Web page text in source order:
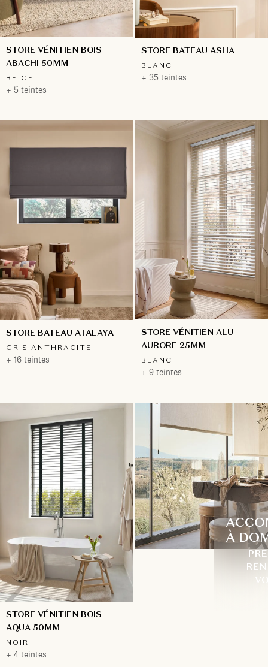
STORE VÉNITIEN BOIS
ABACHI 50MM
BEIGE
+ 5 teintes
STORE BATEAU ASHA
BLANC
+ 35 teintes
STORE BATEAU ATALAYA
GRIS ANTHRACITE
+ 16 teintes
STORE VÉNITIEN ALU
AURORE 25MM
BLANC
+ 9 teintes
STORE VÉNITIEN BOIS
AQUA 50MM
NOIR
+ 4 teintes
À